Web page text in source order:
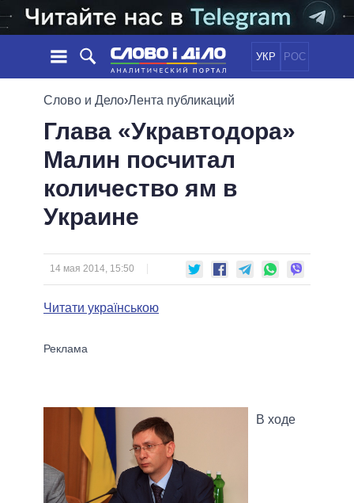
УКР РОС
НОВОСТИ
ЛЕНТА
СОБЫТИЯ
СТАТЬИ
ОБЗОРЫ
ДАЙДЖЕСТЫ
ПОЛИТИКА
ЭКОНОМИКА
ОБЩЕСТВО
ОБЕЩАНИЯ
ПОЛИТИКИ
ПРЕЗИДЕНТ И ОФИС
ВЕРХОВНАЯ РАДА
КАБИНЕТ МИНИСТРОВ
ПОДДЕРЖАТЬ
СРАВНЕНИЕ ПОЛИТИКОВ
Слово и Дело›Лента публикаций
Глава «Укравтодора»
Малин посчитал
количество ям в
Украине
14 мая 2014, 15:50
Читати українською
В ходе